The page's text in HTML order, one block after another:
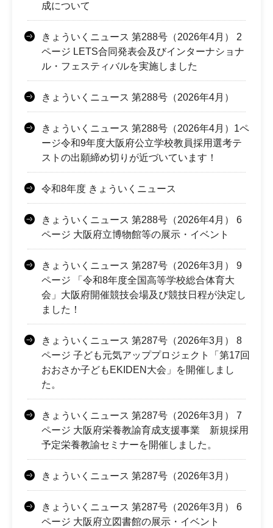
成について
きょういくニュース 第288号（2026年4月） 2
ページ LETS合同発表会及びインターナショナ
ル・フェスティバルを実施しました
きょういくニュース 第288号（2026年4月）
きょういくニュース 第288号（2026年4月）1ペ
ージ令和9年度大阪府公立学校教員採用選考テ
ストの出願締め切りが近づいています！
令和8年度 きょういくニュース
きょういくニュース 第288号（2026年4月） 6
ページ 大阪府立博物館等の展示・イベント
きょういくニュース 第287号（2026年3月） 9
ページ 「令和8年度全国高等学校総合体育大
会」大阪府開催競技会場及び競技日程が決定し
ました！
きょういくニュース 第287号（2026年3月） 8
ページ 子ども元気アッププロジェクト「第17回
おおさか子どもEKIDEN大会」を開催しまし
た。
きょういくニュース 第287号（2026年3月） 7
ページ 大阪府栄養教諭育成支援事業 新規採用
予定栄養教諭セミナーを開催しました。
きょういくニュース 第287号（2026年3月）
きょういくニュース 第287号（2026年3月） 6
ページ 大阪府立図書館の展示・イベント